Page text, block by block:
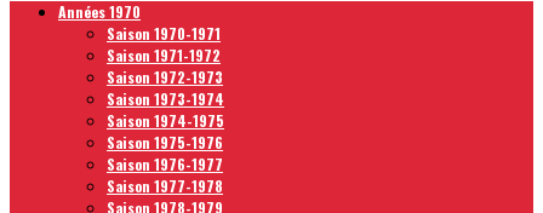
Années 1970
Saison 1970-1971
Saison 1971-1972
Saison 1972-1973
Saison 1973-1974
Saison 1974-1975
Saison 1975-1976
Saison 1976-1977
Saison 1977-1978
Saison 1978-1979